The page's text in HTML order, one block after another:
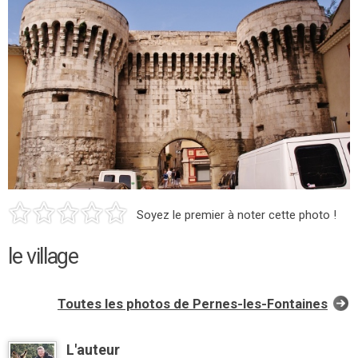
Soyez le premier à noter cette photo !
le village
Toutes les photos de Pernes-les-Fontaines
L'auteur